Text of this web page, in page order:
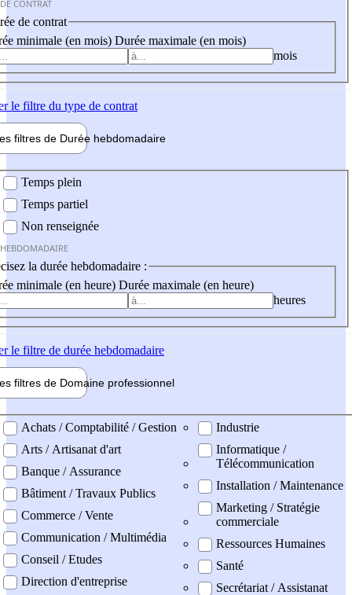
CONTRAT
de contrat
minimale (en mois) Durée maximale (en mois)
mois
le filtre du type de contrat
filtres de Durée hebdomadaire
Temps plein
Temps partiel
Non renseignée
la durée hebdomadaire :
minimale (en heure) Durée maximale (en heure)
heures
le filtre de durée hebdomadaire
filtres de Domaine professionnel
professionel
Achats / Comptabilité / Gestion
Arts / Artisanat d'art
Banque / Assurance
Bâtiment / Travaux Publics
Commerce / Vente
Communication / Multimédia
Conseil / Etudes
Direction d'entreprise
Industrie
Informatique /
Télécommunication
Installation / Maintenance
Marketing / Stratégie
commerciale
Ressources Humaines
Santé
Secrétariat / Assistanat